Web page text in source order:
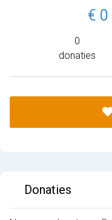
€ 0
0
donaties
Donaties